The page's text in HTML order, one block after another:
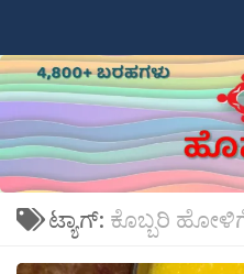
ಟ್ಯಾಗ್: ಕೊಬ್ಬರಿ